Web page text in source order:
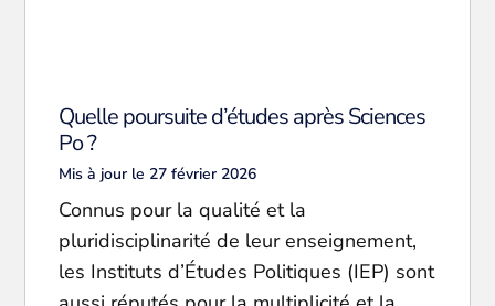
Quelle poursuite d’études après Sciences
Po ?
Mis à jour le 27 février 2026
Connus pour la qualité et la
pluridisciplinarité de leur enseignement,
les Instituts d’Études Politiques (IEP) sont